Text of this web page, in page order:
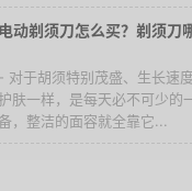
电动剃须刀怎么买？剃须刀
- 对于胡须特别茂盛、生长速
护肤一样，是每天必不可少的
，整洁的面容就全靠它...